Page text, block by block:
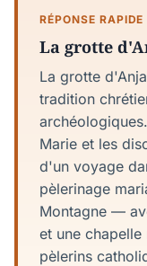
RÉPONSE RAPIDE
La grotte
La grotte
tradition
Marie et les
d'un voyage
pèlerinage
Montagne —
et une
pèlerins